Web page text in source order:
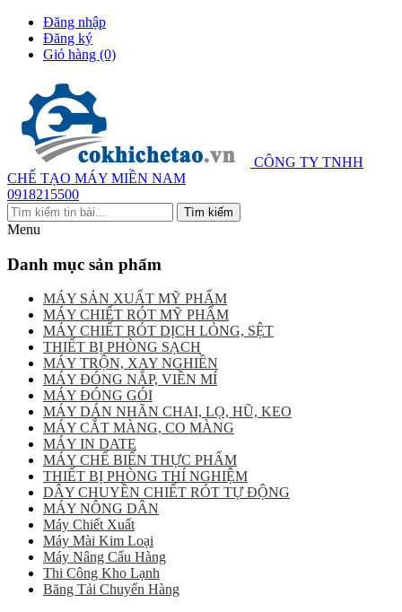
Đăng nhập
Đăng ký
Giỏ hàng (0)
CÔNG TY TNHH
CHẾ TẠO MÁY MIỀN NAM
0918215500
Menu
Danh mục sản phẩm
MÁY SẢN XUẤT MỸ PHẨM
MÁY CHIẾT RÓT MỸ PHẨM
MÁY CHIẾT RÓT DỊCH LỎNG, SỆT
THIẾT BỊ PHÒNG SẠCH
MÁY TRỘN, XAY NGHIỀN
MÁY ĐÓNG NẮP, VIỀN MÍ
MÁY ĐÓNG GÓI
MÁY DÁN NHÃN CHAI, LỌ, HŨ, KEO
MÁY CẮT MÀNG, CO MÀNG
MÁY IN DATE
MÁY CHẾ BIẾN THỰC PHẨM
THIẾT BỊ PHÒNG THÍ NGHIỆM
DÂY CHUYỀN CHIẾT RÓT TỰ ĐỘNG
MÁY NÔNG DÂN
Máy Chiết Xuất
Máy Mài Kim Loại
Máy Nâng Cẩu Hàng
Thi Công Kho Lạnh
Băng Tải Chuyển Hàng